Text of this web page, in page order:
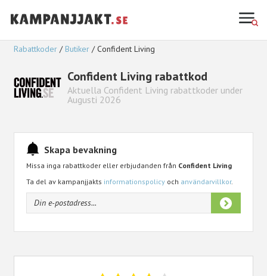
Rabattkoder Butiker Confident Living
Confident Living rabattkod
Aktuella Confident Living rabattkoder under
Augusti 2026
Skapa bevakning
Missa inga rabattkoder eller erbjudanden från Confident Living
Ta del av kampanjjakts informationspolicy och användarvillkor.